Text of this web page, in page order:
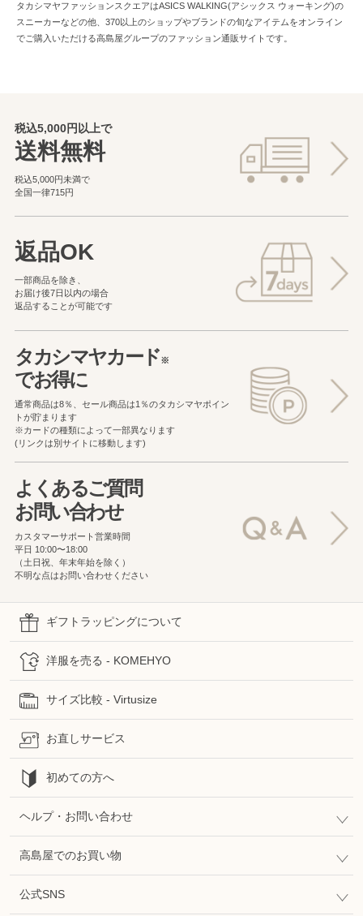
タカシマヤファッションスクエアはASICS WALKING(アシックス ウォーキング)の
スニーカーなどの他、370以上のショップやブランドの旬なアイテムをオンライン
でご購入いただける高島屋グループのファッション通販サイトです。
税込5,000円以上で
送料無料
税込5,000円未満で
全国一律715円
返品OK
一部商品を除き、
お届け後7日以内の場合
返品することが可能です
タカシマヤカード※
でお得に
通常商品は8％、セール商品は1％のタカシマヤポイン
トが貯まります
※カードの種類によって一部異なります
(リンクは別サイトに移動します)
よくあるご質問
お問い合わせ
カスタマーサポート営業時間
平日 10:00〜18:00
（土日祝、年末年始を除く）
不明な点はお問い合わせください
ギフトラッピングについて
洋服を売る - KOMEHYO
サイズ比較 - Virtusize
お直しサービス
初めての方へ
ヘルプ・お問い合わせ
高島屋でのお買い物
公式SNS